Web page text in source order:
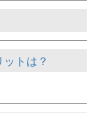
トは？